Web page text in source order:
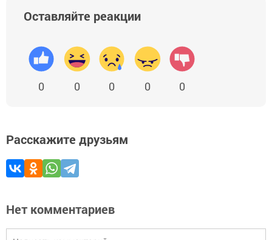
Оставляйте реакции
0 0 0 0 0
Расскажите друзьям
Нет комментариев